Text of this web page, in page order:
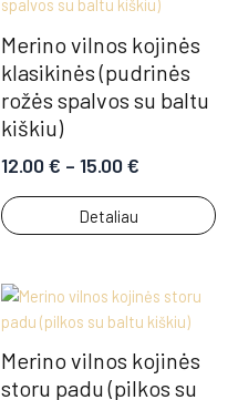
Merino vilnos kojinės
klasikinės (pudrinės
rožės spalvos su baltu
kiškiu)
12.00€ – 15.00€
Detaliau
Merino vilnos kojinės
storu padu (pilkos su